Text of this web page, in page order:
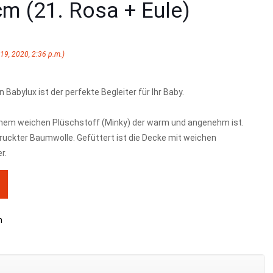
(21. Rosa + Eule)
2020, 2:36 p.m.)
Babylux ist der perfekte Begleiter für Ihr Baby.
weichen Plüschstoff (Minky) der warm und angenehm ist.
Baumwolle. Gefüttert ist die Decke mit weichen